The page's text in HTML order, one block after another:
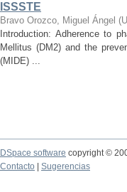
ISSSTE
Bravo Orozco, Miguel Ángel (
Introduction: Adherence to
Mellitus (DM2) and the
(MIDE) ...
DSpace software copyright ©
Contacto
Sugerencias